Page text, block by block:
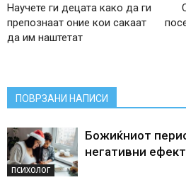
Научете ги децата како да ги
препознаат оние кои сакаат
да им наштетат
ПОВРЗАНИ НАПИСИ
ПСИХОЛОГ
Божиќниот
негативни